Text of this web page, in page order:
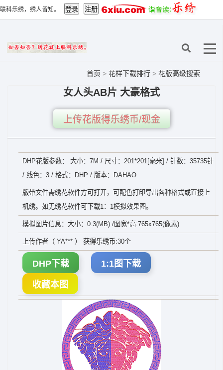
联科乐绣，绣人皆知。
首页 > 花样下载排行 > 花版高级搜索
女人头AB片 大豪格式
上传花版得乐绣币/现金
DHP花版参数： 大小：7M / 尺寸：201*201[毫米] / 针数：35735针
/ 线色：3 / 格式：DHP / 版本：DAHAO
版带文件需绣花软件方可打开，可配色打印导出各种格式或直接上
机绣。如无绣花软件可下载1：1模拟效果图。
模拟图片信息：大小：0.3(MB) /图宽*高:765x765(像素)
上传作者（ YA*** ） 获得乐绣币:30个
DHP下载 1:1图下载
收藏本图